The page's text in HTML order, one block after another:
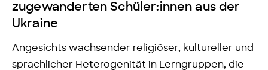
zugewanderten Schüler:innen aus der
Ukraine
Angesichts wachsender religiöser, kultureller und
sprachlicher Heterogenität in Lerngruppen, die